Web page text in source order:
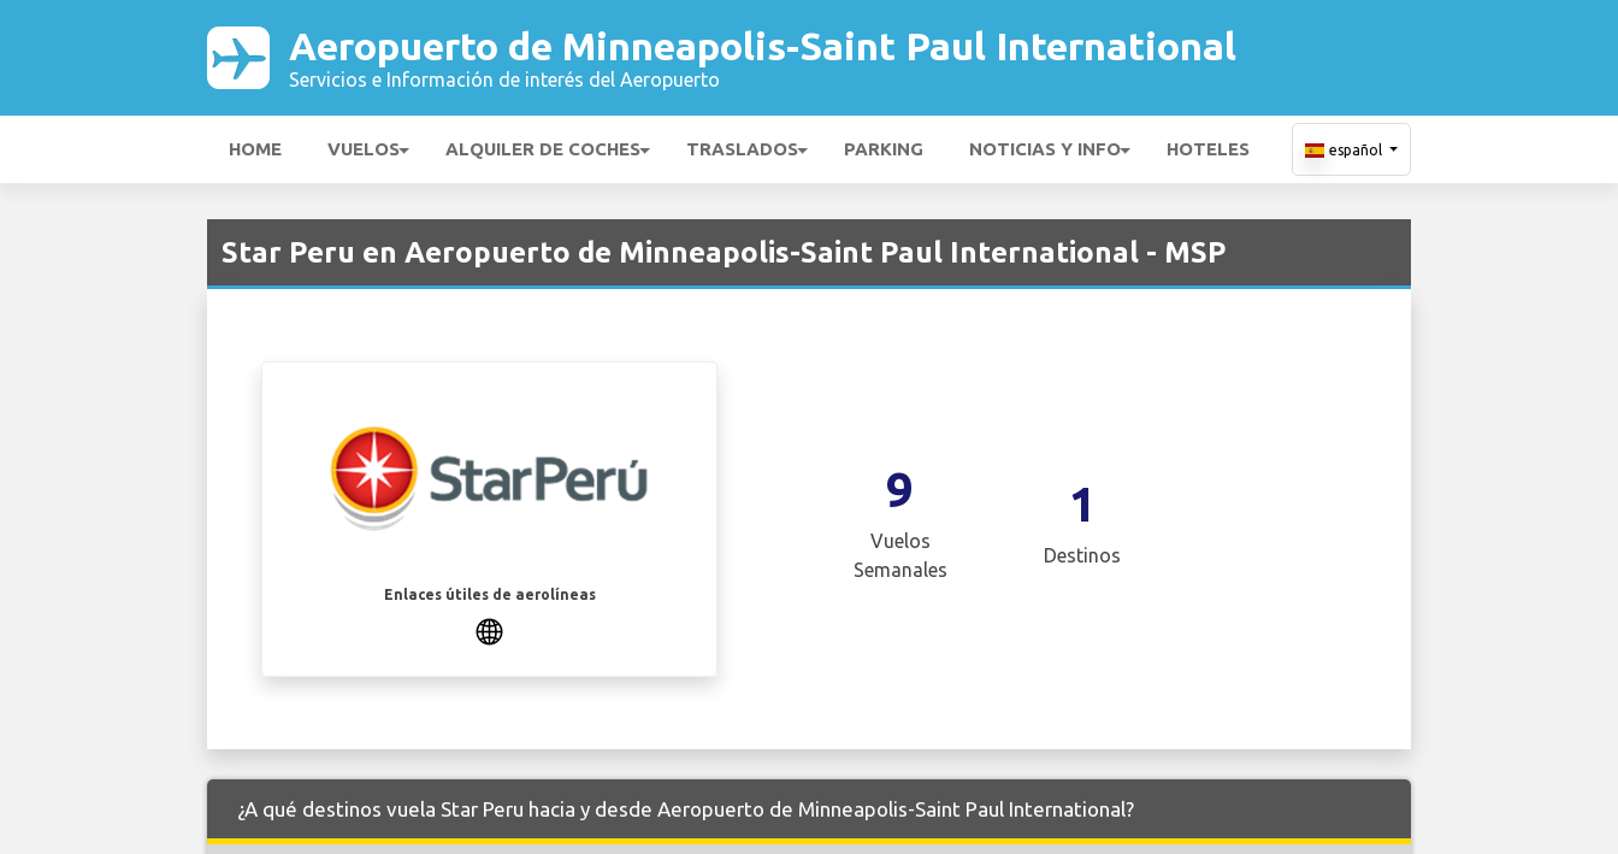
Aeropuerto de Minneapolis-Saint Paul International
Servicios e Información de interés del Aeropuerto
HOME VUELOS ALQUILER DE COCHES TRASLADOS PARKING NOTICIAS Y INFO HOTELES español
Star Peru en Aeropuerto de Minneapolis-Saint Paul International - MSP
Enlaces útiles de aerolíneas
9
Vuelos
Semanales
1
Destinos
¿A qué destinos vuela Star Peru hacia y desde Aeropuerto de Minneapolis-Saint Paul International?